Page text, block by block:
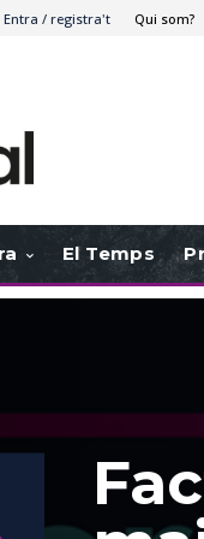
Entra / registra't Qui som?
El Temps